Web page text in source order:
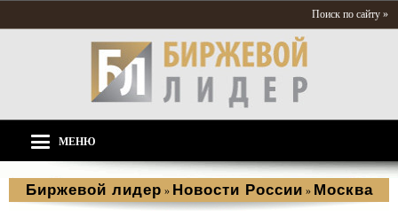
Поиск по сайту »
МЕНЮ
Биржевой лидер » Новости России » Москва